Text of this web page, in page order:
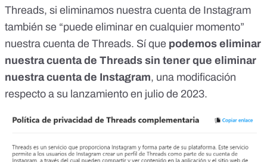
Threads, si eliminamos nuestra cuenta de Instagram
también se “puede eliminar en cualquier momento”
nuestra cuenta de Threads. Sí que podemos eliminar
nuestra cuenta de Threads sin tener que eliminar
nuestra cuenta de Instagram, una modificación
respecto a su lanzamiento en julio de 2023.